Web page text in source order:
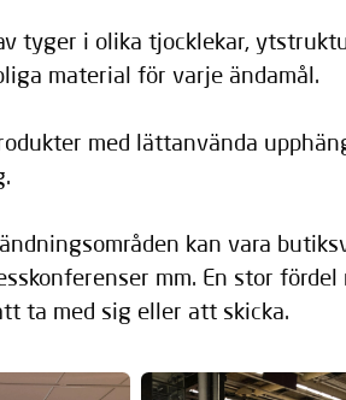
tyger i olika tjocklekar,
material för varje ändamål.
med lättanvända
kan vara
mm. En stor
ta med sig eller att skicka.